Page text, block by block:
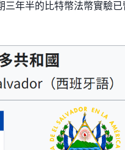
三年半的比特幣法幣實驗已